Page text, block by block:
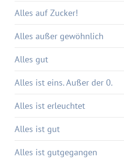
Alles auf Zucker!
Alles außer gewöhnlich
Alles gut
Alles ist eins. Außer der 0.
Alles ist erleuchtet
Alles ist gut
Alles ist gutgegangen